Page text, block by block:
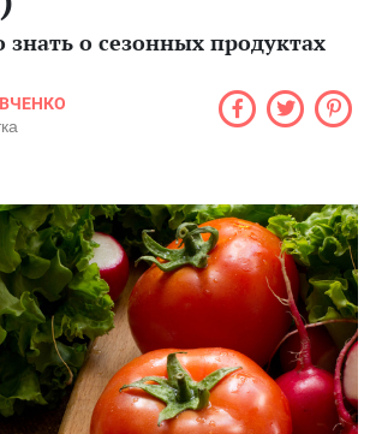
знать о сезонных продуктах